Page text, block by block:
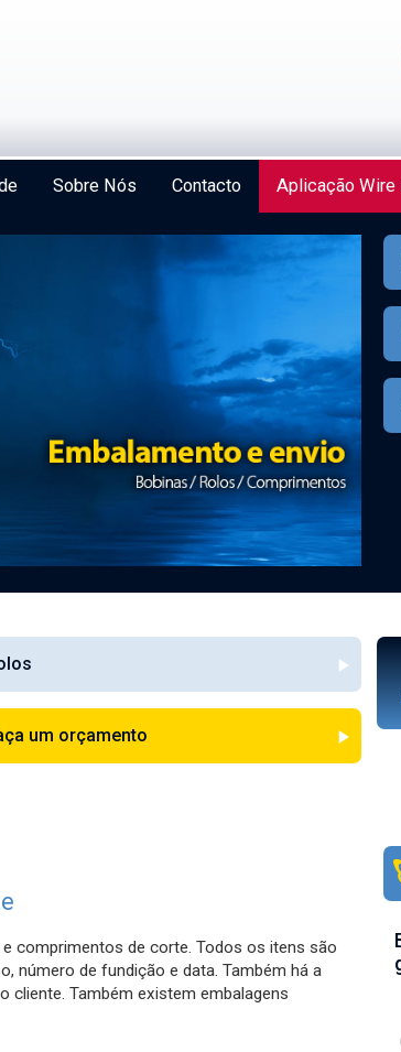
Sobre Nós Contacto Aplicação Wire
um orçamento
comprimentos de corte. Todos os itens são
número de fundição e data. Também há a
Também existem embalagens
Global Aerospace Connections at
2026